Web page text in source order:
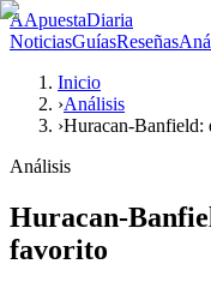
AApuestaDiaria
NoticiasGuíasReseñas
Inicio
›Análisis
›Huracan-Banfield:
Análisis
Huracan-
favorito